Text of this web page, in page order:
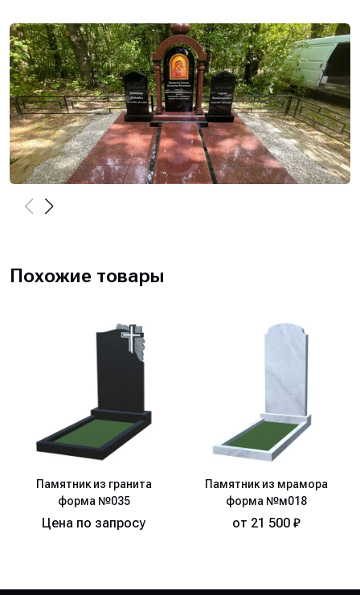
Похожие товары
Памятник из гранита
форма №035
Цена по запросу
Памятник из мрамора
форма №м018
от 21 500 ₽